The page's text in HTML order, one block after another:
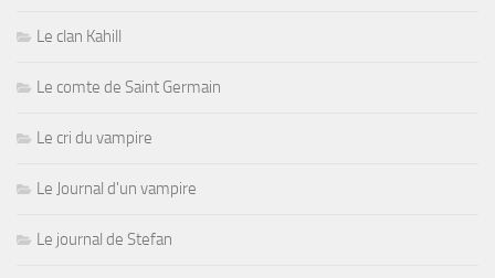
Le clan Kahill
Le comte de Saint Germain
Le cri du vampire
Le Journal d'un vampire
Le journal de Stefan